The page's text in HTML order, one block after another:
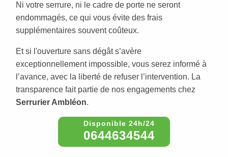
Ni votre serrure, ni le cadre de porte ne seront
endommagés, ce qui vous évite des frais
supplémentaires souvent coûteux.
Et si l'ouverture sans dégât s’avère
exceptionnellement impossible, vous serez informé à
l’avance, avec la liberté de refuser l’intervention. La
transparence fait partie de nos engagements chez
Serrurier Ambléon.
0644634544